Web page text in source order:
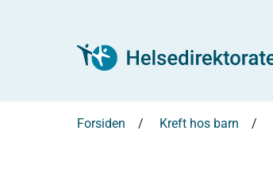
Forsiden Kreft hos barn